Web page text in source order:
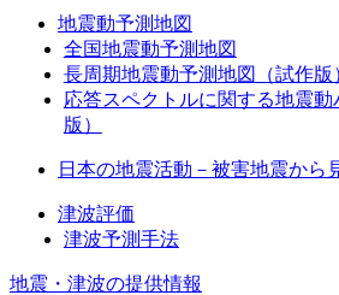
地震動予測地図
全国地震動予測地図
長周期地震動予測地図（試作版
応答スペクトルに関する地震
版）
日本の地震活動－被害地震から
津波評価
津波予測手法
地震・津波の提供情報